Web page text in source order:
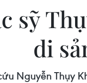
sỹ
di
Nguyễn Thụy